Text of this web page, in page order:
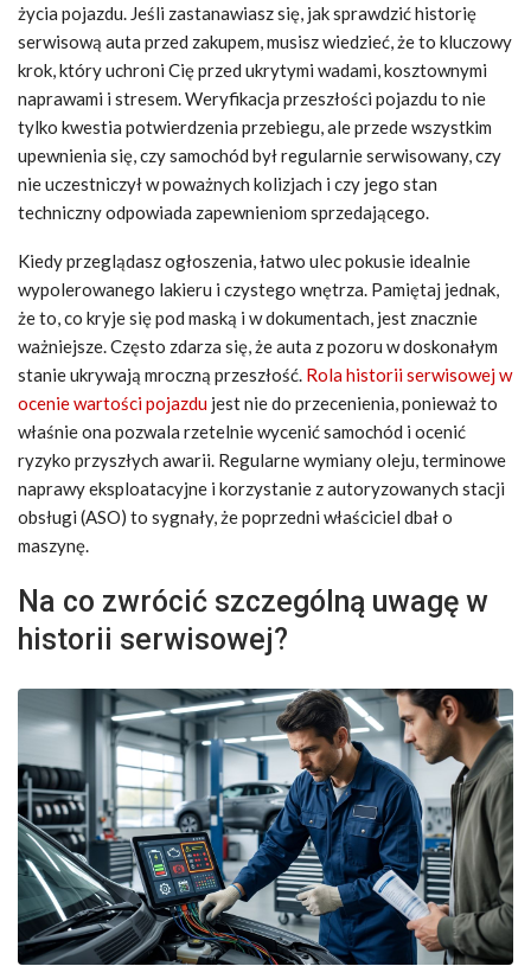
życia pojazdu. Jeśli zastanawiasz się, jak sprawdzić historię
serwisową auta przed zakupem, musisz wiedzieć, że to kluczowy
krok, który uchroni Cię przed ukrytymi wadami, kosztownymi
naprawami i stresem. Weryfikacja przeszłości pojazdu to nie
tylko kwestia potwierdzenia przebiegu, ale przede wszystkim
upewnienia się, czy samochód był regularnie serwisowany, czy
nie uczestniczył w poważnych kolizjach i czy jego stan
techniczny odpowiada zapewnieniom sprzedającego.
Kiedy przeglądasz ogłoszenia, łatwo ulec pokusie idealnie
wypolerowanego lakieru i czystego wnętrza. Pamiętaj jednak,
że to, co kryje się pod maską i w dokumentach, jest znacznie
ważniejsze. Często zdarza się, że auta z pozoru w doskonałym
stanie ukrywają mroczną przeszłość. Rola historii serwisowej w
ocenie wartości pojazdu jest nie do przecenienia, ponieważ to
właśnie ona pozwala rzetelnie wycenić samochód i ocenić
ryzyko przyszłych awarii. Regularne wymiany oleju, terminowe
naprawy eksploatacyjne i korzystanie z autoryzowanych stacji
obsługi (ASO) to sygnały, że poprzedni właściciel dbał o
maszynę.
Na co zwrócić szczególną uwagę w
historii serwisowej?